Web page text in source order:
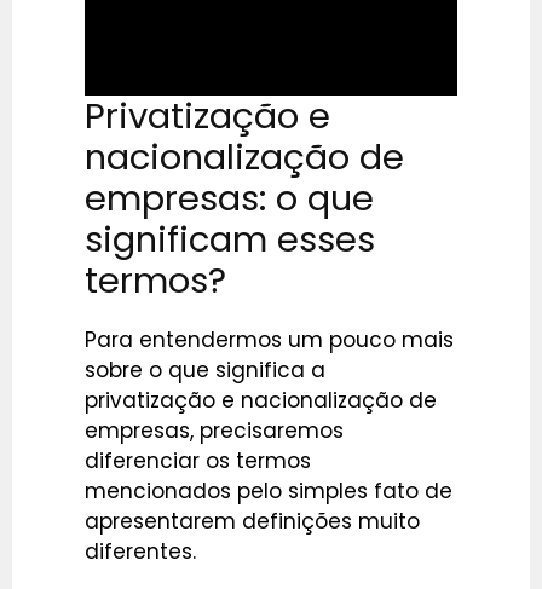
Privatização e
nacionalização de
empresas: o que
significam esses
termos?
Para entendermos um pouco mais
sobre o que significa a
privatização e nacionalização de
empresas, precisaremos
diferenciar os termos
mencionados pelo simples fato de
apresentarem definições muito
diferentes.